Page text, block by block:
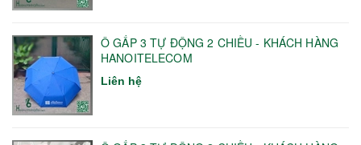
Ô GẤP 3 TỰ ĐỘNG 2 CHIỀU - KHÁCH HÀNG
HANOITELECOM
Liên hệ